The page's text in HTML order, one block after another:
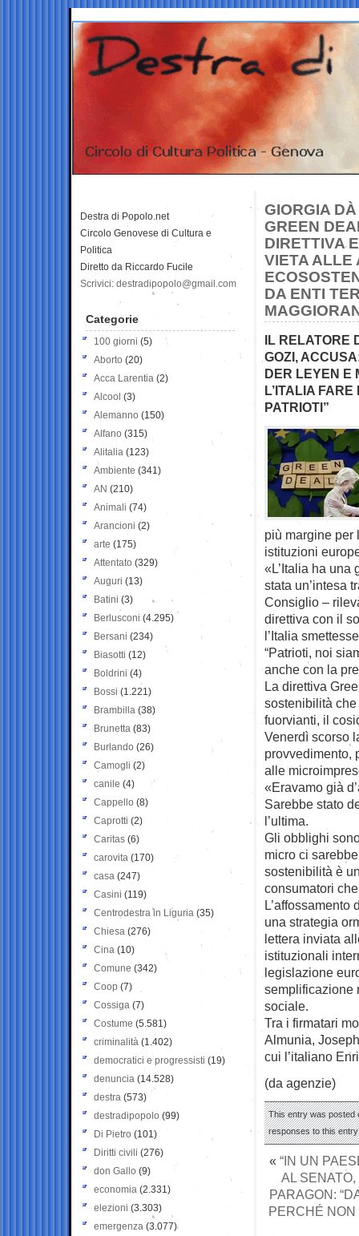
GIORGIA
GREEN
DIRETTIVA
VIETA ALLE
DA ENTI
IL RELATORE
GOZI,
DER LEYEN E
L’ITALIA
PATRIOTI”
più margine per
istituzioni
«L’Italia ha una
stata un’intesa
Consiglio –
direttiva con il
l’Italia
“Patrioti, noi
anche con la
La direttiva
sostenibilità
fuorvianti, il
Venerdì scorso
provvedimento,
alle
«Eravamo già
Sarebbe stato
l’ultima.
Gli obblighi
micro ci
sostenibilità è
consumatori
L’affossamento
una strategia
lettera inviata
istituzionali
legislazione
semplificazione
sociale.
Tra i firmatari
Almunia,
cui l’italiano
(da agenzie)
This entry was posted
responses to this
« “IN UN
AL
PARAGON:
PERCHÉ
Destra di Popolo.net
Circolo Genovese di Cultura e
Politica
Diretto da Riccardo Fucile
Scrivici: destradipopolo@gmail.com
Categorie
100 giorni (5)
Aborto (20)
Acca Larentia (2)
Alcool (3)
Alemanno (150)
Alfano (315)
Alitalia (123)
Ambiente (341)
AN (210)
Animali (74)
Arancioni (2)
arte (175)
Attentato (329)
Auguri (13)
Batini (3)
Berlusconi (4.295)
Bersani (234)
Biasotti (12)
Boldrini (4)
Bossi (1.221)
Brambilla (38)
Brunetta (83)
Burlando (26)
Camogli (2)
canile (4)
Cappello (8)
Caprotti (2)
Caritas (6)
carovita (170)
casa (247)
Casini (119)
Centrodestra in Liguria (35)
Chiesa (276)
Cina (10)
Comune (342)
Coop (7)
Cossiga (7)
Costume (5.581)
criminalità (1.402)
democratici e progressisti (19)
denuncia (14.528)
destra (573)
destradipopolo (99)
Di Pietro (101)
Diritti civili (276)
don Gallo (9)
economia (2.331)
elezioni (3.303)
emergenza (3.077)